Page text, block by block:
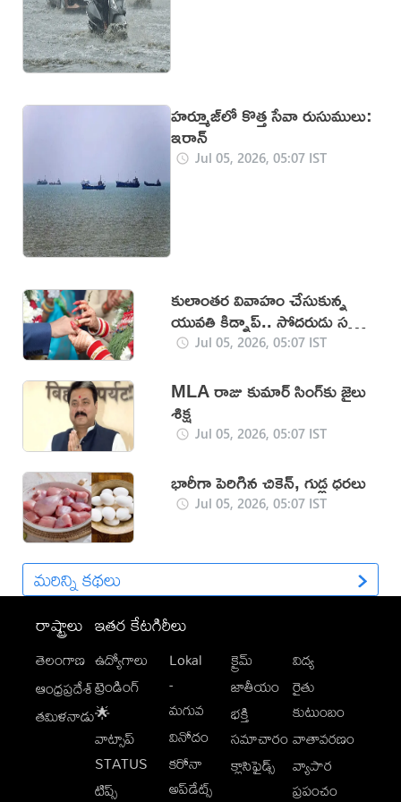
హర్మూజ్‌లో కొత్త సేవా రుసుములు:
ఇరాన్‌
Jul 05, 2026, 05:07 IST
కులాంతర వివాహం చేసుకున్న
యువతి కిడ్నాప్.. సోదరుడు సహా
నలుగురు అరెస్ట్
Jul 05, 2026, 05:07 IST
MLA రాజు కుమార్ సింగ్‌కు జైలు
శిక్ష
Jul 05, 2026, 05:07 IST
భారీగా పెరిగిన చికెన్, గుడ్ల ధరలు
Jul 05, 2026, 05:07 IST
మరిన్ని కథలు
రాష్ట్రాలు
తెలంగాణ
ఆంధ్రప్రదేశ్
తమిళనాడు
ఇతర కేటగిరీలు
ఉద్యోగాలు
ట్రెండింగ్
🌟
వాట్సాప్
STATUS
టిప్స్
Lokal
-
మగువ
వినోదం
కరోనా
అప్‌డేట్స్
క్రైమ్
జాతీయం
భక్తి
సమాచారం
క్లాసిఫైడ్స్
విద్య
రైతు
కుటుంబం
వాతావరణం
వ్యాపార
ప్రపంచం